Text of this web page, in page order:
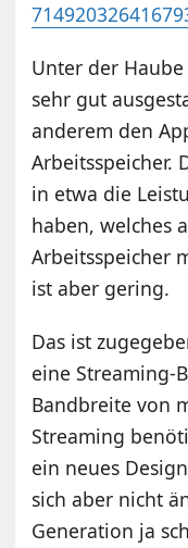
Unter der
sehr gut
anderem den
Arbeitsspeicher.
in etwa die
haben, welches
Arbeitsspeicher
ist aber gering.
Das ist
eine Streaming-
Bandbreite von
Streaming
ein neues
sich aber nicht
Generation ja